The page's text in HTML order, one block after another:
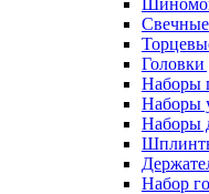
Головки
Наборы
Наборы
Наборы
Набор